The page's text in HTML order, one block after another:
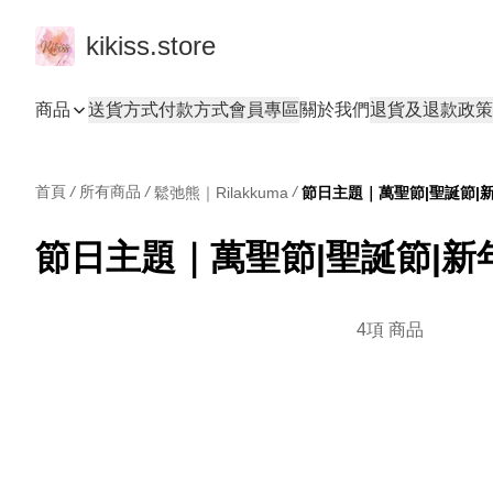
kikiss.store
商品 送貨方式付款方式會員專區關於我們退貨及退款政策
首頁 / 所有商品 / 鬆弛熊｜Rilakkuma / 節日主題｜萬聖節|聖誕節|
節日主題｜萬聖節|聖誕節|新
4項 商品